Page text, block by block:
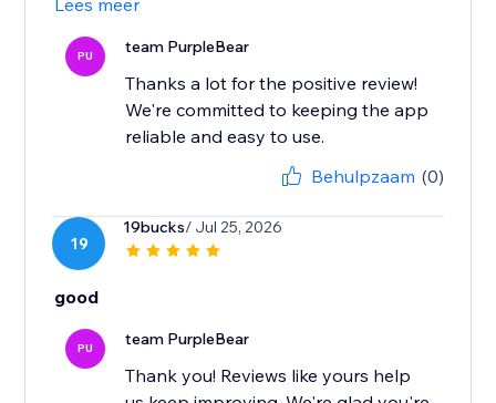
Lees meer
PU team PurpleBear
Thanks a lot for the positive review!
We're committed to keeping the app
reliable and easy to use.
Behulpzaam (0)
19
19bucks/ Jul 25, 2026
good
PU team PurpleBear
Thank you! Reviews like yours help